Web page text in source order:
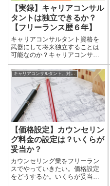
【実録】キャリアコンサル
タントは独立できるか？
【フリーランス歴６年】
キャリアコンサルタント資格を
武器にして将来独立することは
可能なのか？キャリアコンサル
タントは、主に「公的就職支援
機関」「企業内人事、労務部
門」「大学」「人材派遣会社」
などで活躍の場があるのです
が、可能であれば独立してフリ
ーでやってみたいと考...
【価格設定】カウンセリン
グ料金の設定は？いくらが
妥当か？
カウンセリング業をフリーラン
スでやっていきたい。価格設定
をどうするか。いくらが妥当な
のか悩む人もいるでしょう。結